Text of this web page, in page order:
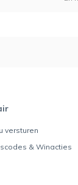
versturen
& Winacties